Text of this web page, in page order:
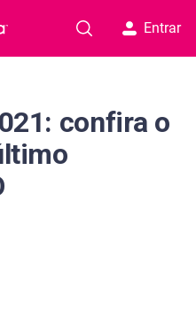
Entrar
confira o